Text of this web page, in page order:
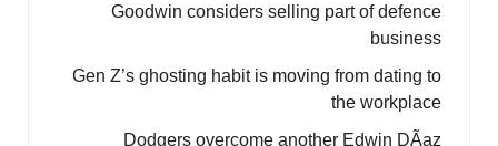
Goodwin considers selling part of defence
business
Gen Z’s ghosting habit is moving from dating to
the workplace
Dodgers overcome another Edwin DÃ­az